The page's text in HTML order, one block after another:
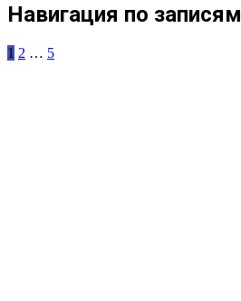
Навигация по записям
1 2 … 5